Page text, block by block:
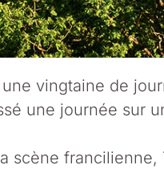
une vingtaine de
une journée sur
scène francilienne,